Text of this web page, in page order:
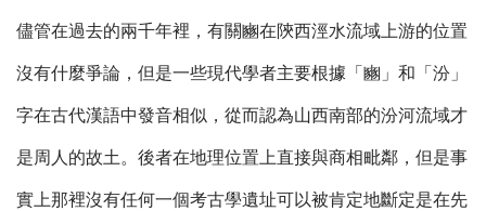
儘管在過去的兩千年裡，有關豳在陝西涇水流域上游的位置
沒有什麼爭論，但是一些現代學者主要根據「豳」和「汾」
字在古代漢語中發音相似，從而認為山西南部的汾河流域才
是周人的故土。後者在地理位置上直接與商相毗鄰，但是事
實上那裡沒有任何一個考古學遺址可以被肯定地斷定是在先